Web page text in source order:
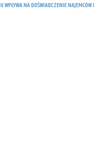
NA DOŚWIADCZENIE NAJEMCÓW I